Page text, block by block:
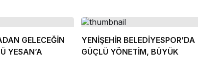
GELECEĞİN
YESAN’A
YENİŞEHİR BELEDİYESPOR’DA
GÜÇLÜ YÖNETİM, BÜYÜK